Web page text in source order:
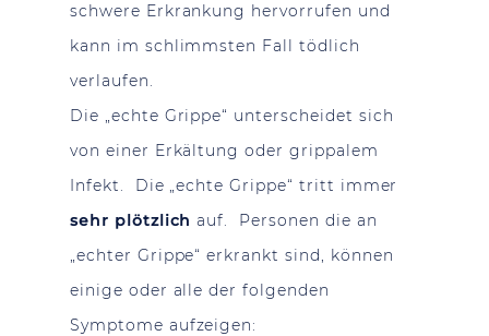
schwere Erkrankung hervorrufen und
kann im schlimmsten Fall tödlich
verlaufen.
Die „echte Grippe“ unterscheidet sich
von einer Erkältung oder grippalem
Infekt. Die „echte Grippe“ tritt immer
sehr plötzlich auf. Personen die an
„echter Grippe“ erkrankt sind, können
einige oder alle der folgenden
Symptome aufzeigen: